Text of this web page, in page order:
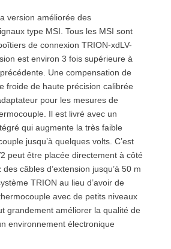
version améliorée des
type MSI. Tous les MSI sont
de connexion TRION-xdLV-
est environ 3 fois supérieure à
Une compensation de
froide de haute précision calibrée
pour les mesures de
Il est livré avec un
qui augmente la très faible
jusqu’à quelques volts. C’est
peut être placée directement à côté
câbles d’extension jusqu’à 50 m
TRION au lieu d’avoir de
avec de petits niveaux
grandement améliorer la qualité de
environnement électronique